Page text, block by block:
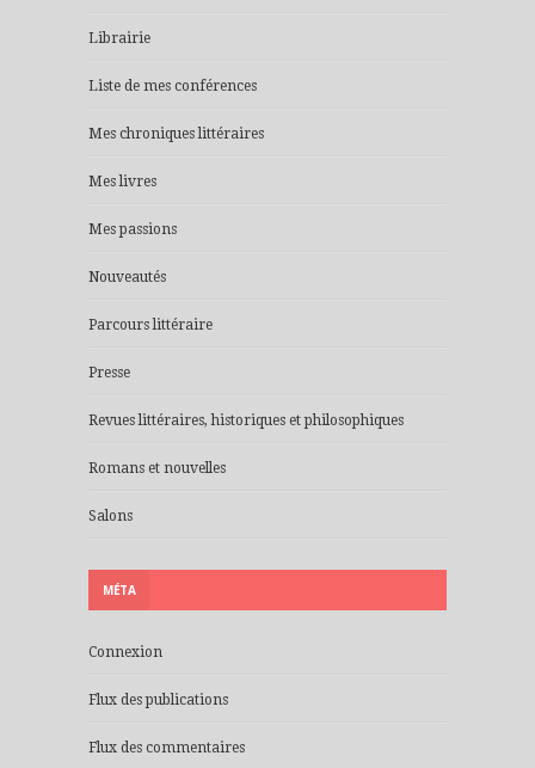
Librairie
Liste de mes conférences
Mes chroniques littéraires
Mes livres
Mes passions
Nouveautés
Parcours littéraire
Presse
Revues littéraires, historiques et philosophiques
Romans et nouvelles
Salons
MÉTA
Connexion
Flux des publications
Flux des commentaires